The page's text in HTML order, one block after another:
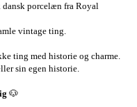
porcelæn fra Royal
vintage ting.
ting med historie og charme.
sin egen historie.
🐶